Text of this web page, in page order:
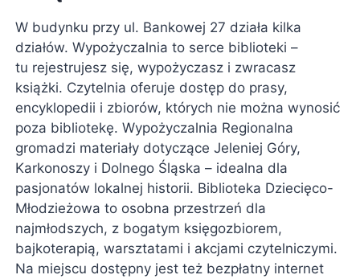
W budynku przy ul. Bankowej 27 działa kilka
działów. Wypożyczalnia to serce biblioteki –
tu rejestrujesz się, wypożyczasz i zwracasz
książki. Czytelnia oferuje dostęp do prasy,
encyklopedii i zbiorów, których nie można wynosić
poza bibliotekę. Wypożyczalnia Regionalna
gromadzi materiały dotyczące Jeleniej Góry,
Karkonoszy i Dolnego Śląska – idealna dla
pasjonatów lokalnej historii. Biblioteka Dziecięco-
Młodzieżowa to osobna przestrzeń dla
najmłodszych, z bogatym księgozbiorem,
bajkoterapią, warsztatami i akcjami czytelniczymi.
Na miejscu dostępny jest też bezpłatny internet